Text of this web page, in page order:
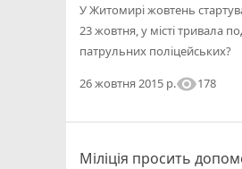
У Житомирі жовтень
23 жовтня, у місті тривала
патрульних поліцейських?
26 жовтня 2015 р.visibility178
Міліція просить